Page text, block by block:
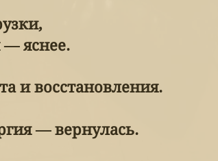
— яснее.
и восстановления.
— вернулась.